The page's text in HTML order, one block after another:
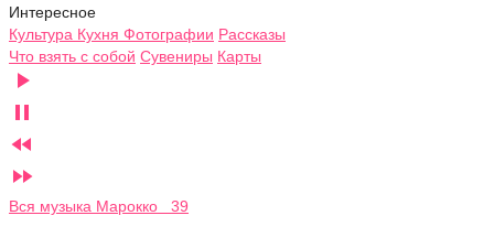
Интересное
Культура Кухня Фотографии Рассказы
Что взять с собой Сувениры Карты




Вся музыка Марокко 39